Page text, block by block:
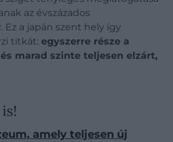
az évszázados
Ez a japán szent hely így
titkát: egyszerre része a
marad szinte teljesen elzárt,
amely teljesen új